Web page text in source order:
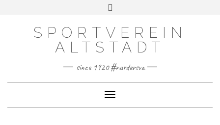
DOWNLOADS
IMPRESSUM
COOKIE-RICHTLINIE (EU)
SPORTVEREIN
ALTSTADT
since 1920 #nurdersva
Toggle Navigation